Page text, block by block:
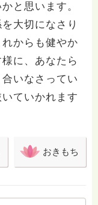
と思います。
大切になさり
からも健やか
に、あなたら
いなさってい
ていかれます
おきもち